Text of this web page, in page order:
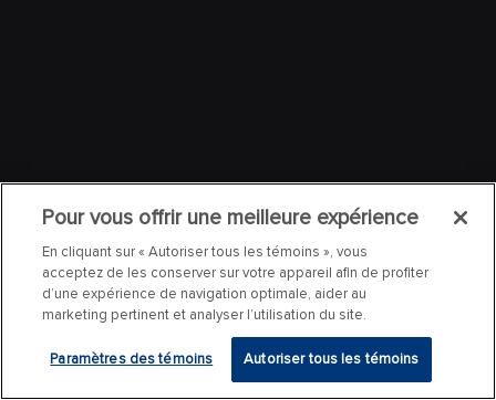
Pour vous offrir une meilleure expérience
En cliquant sur « Autoriser tous les témoins », vous
acceptez de les conserver sur votre appareil afin de profiter
d’une expérience de navigation optimale, aider au
marketing pertinent et analyser l’utilisation du site.
Paramètres des témoins Autoriser tous les témoins